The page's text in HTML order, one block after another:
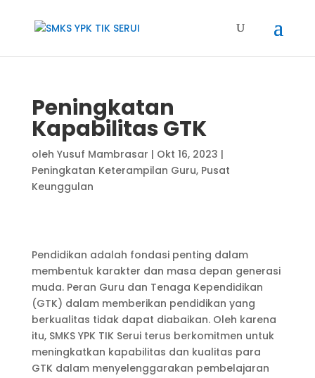
Peningkatan
Kapabilitas GTK
oleh Yusuf Mambrasar | Okt 16, 2023 |
Peningkatan Keterampilan Guru, Pusat
Keunggulan
Pendidikan adalah fondasi penting dalam
membentuk karakter dan masa depan generasi
muda. Peran Guru dan Tenaga Kependidikan
(GTK) dalam memberikan pendidikan yang
berkualitas tidak dapat diabaikan. Oleh karena
itu, SMKS YPK TIK Serui terus berkomitmen untuk
meningkatkan kapabilitas dan kualitas para
GTK dalam menyelenggarakan pembelajaran